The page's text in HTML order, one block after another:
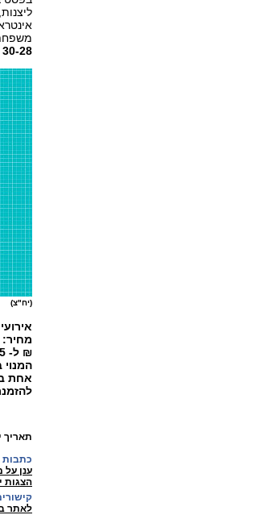
30-28 באוגוסט 19:30-16:30.
(יח"צ)
₪ ל- 5 אירועי ילדים- כולל המופעים "ענן על מקל" ו"דירה להשכיר".
:תאריך
כתבות
ענן על
הצגות
לאתר